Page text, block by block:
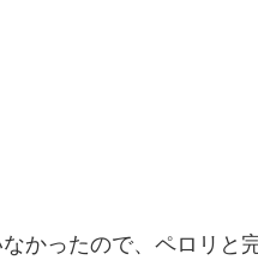
かったので、ペロリと